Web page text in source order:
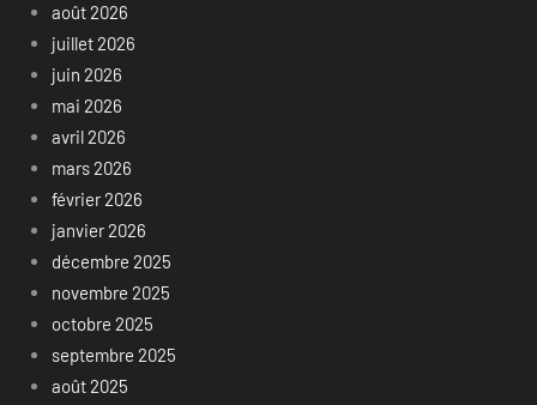
août 2026
juillet 2026
juin 2026
mai 2026
avril 2026
mars 2026
février 2026
janvier 2026
décembre 2025
novembre 2025
octobre 2025
septembre 2025
août 2025